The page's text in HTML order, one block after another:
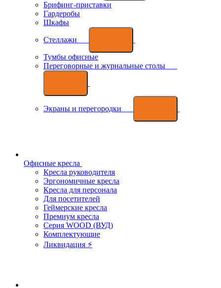
Брифинг-приставки
Гардеробы
Шкафы
Стеллажи
Тумбы офисные
Переговорные и журнальные столы
Экраны и перегородки
Офисные кресла
Кресла руководителя
Эргономичные кресла
Кресла для персонала
Для посетителей
Геймерские кресла
Премиум кресла
Серия WOOD (ВУД)
Комплектующие
Ликвидация ⚡